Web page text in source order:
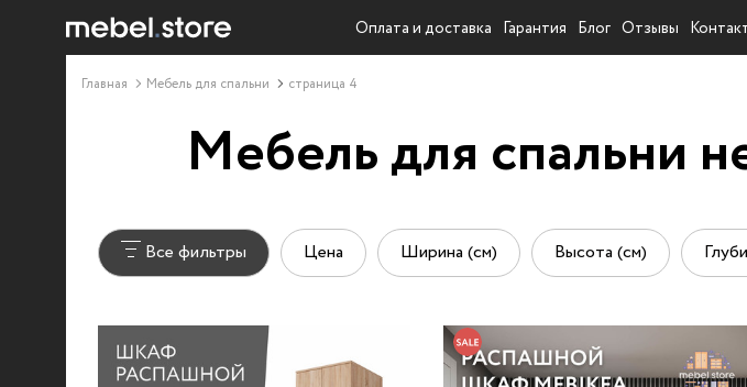
Оплата и доставка Гарантия Блог Отзывы
Главная Мебель для спальни страница 4
Мебель для спальни
Все фильтры Цена Ширина (см) Высота (см)